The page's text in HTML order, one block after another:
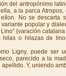
del antropónimo
a la parca
No se
popular y
(varación
hilas o hilazas de
Ligny, puede ser
parecido a la
Y, uniendo